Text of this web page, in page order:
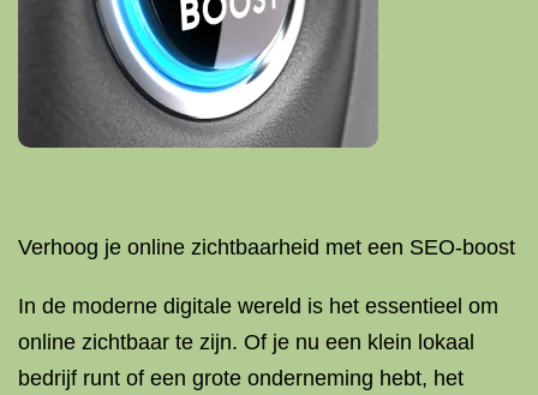
Verhoog je online zichtbaarheid met een SEO-boost
In de moderne digitale wereld is het essentieel om
online zichtbaar te zijn. Of je nu een klein lokaal
bedrijf runt of een grote onderneming hebt, het